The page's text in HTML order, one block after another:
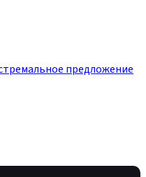
предложение